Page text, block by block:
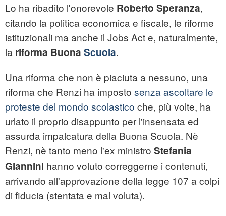
Lo ha ribadito l'onorevole Roberto Speranza,
citando la politica economica e fiscale, le riforme
istituzionali ma anche il Jobs Act e, naturalmente,
la riforma Buona Scuola.
Una riforma che non è piaciuta a nessuno, una
riforma che Renzi ha imposto senza ascoltare le
proteste del mondo scolastico che, più volte, ha
urlato il proprio disappunto per l'insensata ed
assurda impalcatura della Buona Scuola. Nè
Renzi, nè tanto meno l'ex ministro Stefania
Giannini hanno voluto correggerne i contenuti,
arrivando all'approvazione della legge 107 a colpi
di fiducia (stentata e mal voluta).